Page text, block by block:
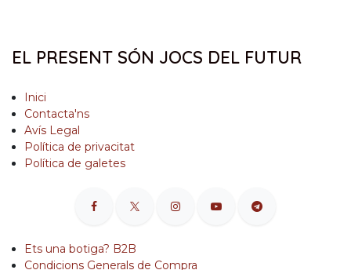
EL PRESENT SÓN JOCS DEL FUTUR
Inici
Contacta'ns
Avís Legal
Política de privacitat
Política de galetes
Ets una botiga? B2B
Condicions Generals de Compra